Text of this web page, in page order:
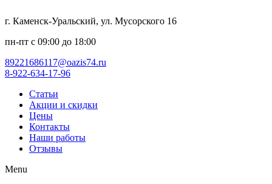
г. Каменск-Уральский, ул. Мусорского 16
пн-пт с 09:00 до 18:00
89221686117@oazis74.ru
8-922-634-17-96
Статьи
Акции и скидки
Цены
Контакты
Наши работы
Отзывы
Menu